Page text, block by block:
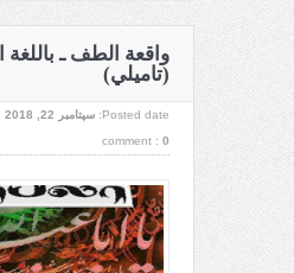
واقعة الطف ـ باللغة
(تاميلي)
Posted date: سپتامبر 22, 2018
comment : 0